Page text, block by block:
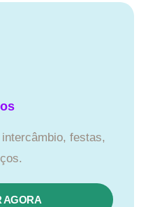
festas,
AGORA